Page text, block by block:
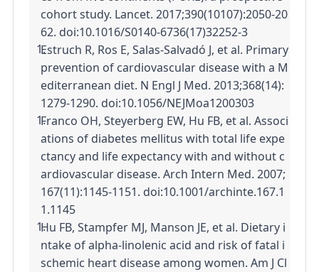
cohort study. Lancet. 2017;390(10107):2050-20
62. doi:10.1016/S0140-6736(17)32252-3
Estruch R, Ros E, Salas-Salvadó J, et al. Primary
prevention of cardiovascular disease with a M
editerranean diet. N Engl J Med. 2013;368(14):
1279-1290. doi:10.1056/NEJMoa1200303
Franco OH, Steyerberg EW, Hu FB, et al. Associ
ations of diabetes mellitus with total life expe
ctancy and life expectancy with and without c
ardiovascular disease. Arch Intern Med. 2007;
167(11):1145-1151. doi:10.1001/archinte.167.1
1.1145
Hu FB, Stampfer MJ, Manson JE, et al. Dietary i
ntake of alpha-linolenic acid and risk of fatal i
schemic heart disease among women. Am J Cl